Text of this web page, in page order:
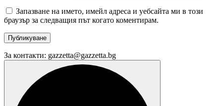
Запазване на името, имейл адреса и уебсайта ми в този
браузър за следващия път когато коментирам.
За контакти: gazzetta@gazzetta.bg